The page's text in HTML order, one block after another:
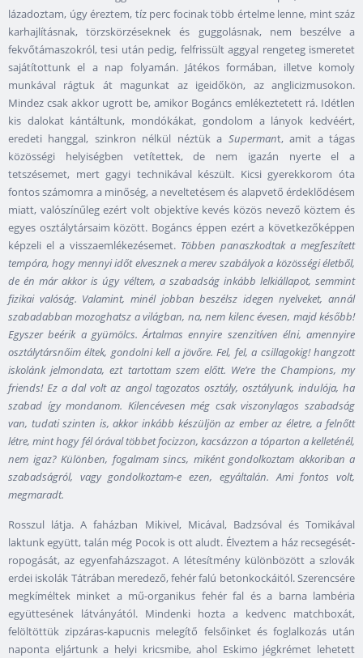
lázadoztam, úgy éreztem, tíz perc focinak több értelme lenne, mint száz
karhajlításnak, törzskörzéseknek és guggolásnak, nem beszélve a
fekvőtámaszokról, tesi után pedig, felfrissült aggyal rengeteg ismeretet
sajátítottunk el a nap folyamán. Játékos formában, illetve komoly
munkával rágtuk át magunkat az igeidőkön, az anglicizmusokon.
Mindez csak akkor ugrott be, amikor Bogáncs emlékeztetett rá. Idétlen
kis dalokat kántáltunk, mondókákat, gondolom a lányok kedvéért,
eredeti hanggal, szinkron nélkül néztük a Supermant, amit a tágas
közösségi helyiségben vetítettek, de nem igazán nyerte el a
tetszésemet, mert gagyi technikával készült. Kicsi gyerekkorom óta
fontos számomra a minőség, a neveltetésem és alapvető érdeklődésem
miatt, valószínűleg ezért volt objektíve kevés közös nevező köztem és
egyes osztálytársaim között. Bogáncs éppen ezért a következőképpen
képzeli el a visszaemlékezésemet. Többen panaszkodtak a megfeszített
tempóra, hogy mennyi időt elvesznek a merev szabályok a közösségi életből,
de én már akkor is úgy véltem, a szabadság inkább lelkiállapot, semmint
fizikai valóság. Valamint, minél jobban beszélsz idegen nyelveket, annál
szabadabban mozoghatsz a világban, na, nem kilenc évesen, majd később!
Egyszer beérik a gyümölcs. Ártalmas ennyire szenzitíven élni, amennyire
osztálytársnőim éltek, gondolni kell a jövőre. Fel, fel, a csillagokig! hangzott
iskolánk jelmondata, ezt tartottam szem előtt. We’re the Champions, my
friends! Ez a dal volt az angol tagozatos osztály, osztályunk, indulója, ha
szabad így mondanom. Kilencévesen még csak viszonylagos szabadság
van, tudati szinten is, akkor inkább készüljön az ember az életre, a felnőtt
létre, mint hogy fél órával többet focizzon, kacsázzon a tóparton a kelleténél,
nem igaz? Különben, fogalmam sincs, miként gondolkoztam akkoriban a
szabadságról, vagy gondolkoztam-e ezen, egyáltalán. Ami fontos volt,
megmaradt.
Rosszul látja. A faházban Mikivel, Micával, Badzsóval és Tomikával
laktunk együtt, talán még Pocok is ott aludt. Élveztem a ház recsegését-
ropogását, az egyenfaházszagot. A létesítmény különbözött a szlovák
erdei iskolák Tátrában meredező, fehér falú betonkockáitól. Szerencsére
megkíméltek minket a mű-organikus fehér fal és a barna lambéria
együttesének látványától. Mindenki hozta a kedvenc matchboxát,
felöltöttük zipzáras-kapucnis melegítő felsőinket és foglalkozás után
naponta eljártunk a helyi kricsmibe, ahol Eskimo jégkrémet lehetett